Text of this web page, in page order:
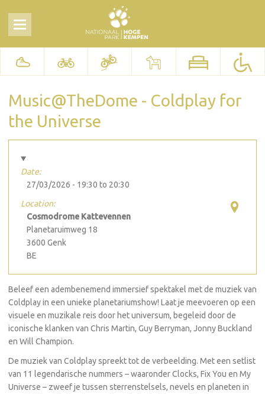
Music@TheDome - Coldplay for
the Universe
Date:
27/03/2026 - 19:30 to 20:30
Location:
Cosmodrome Kattevennen
Planetaruimweg 18
3600 Genk
BE
Beleef een adembenemend immersief spektakel met de muziek van
Coldplay in een unieke planetariumshow! Laat je meevoeren op een
visuele en muzikale reis door het universum, begeleid door de
iconische klanken van Chris Martin, Guy Berryman, Jonny Buckland
en Will Champion.
De muziek van Coldplay spreekt tot de verbeelding. Met een setlist
van 11 legendarische nummers – waaronder Clocks, Fix You en My
Universe – zweef je tussen sterrenstelsels, nevels en planeten in